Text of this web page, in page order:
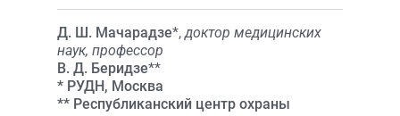
Д. Ш. Мачарадзе*,доктор медицинских
наук, профессор
В. Д. Беридзе**
* РУДН, Москва
** Республиканский центр охраны